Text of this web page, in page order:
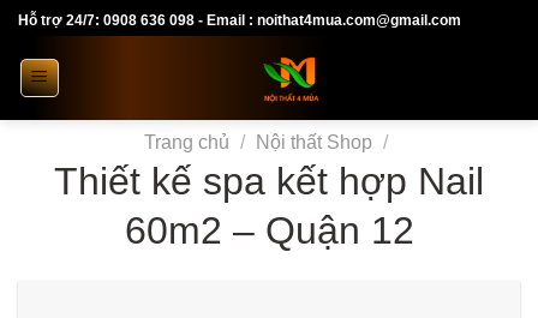
Skip
content
Hỗ trợ 24/7: 0908 636 098 - Email : noithat4mua.com@gmail.com
Trang chủ / Nội thất Shop /
Thiết kế spa kết hợp Nail
60m2 – Quận 12